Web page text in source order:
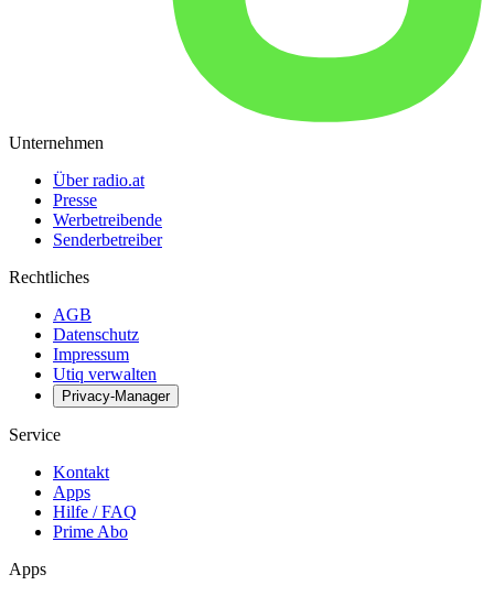
Unternehmen
Über radio.at
Presse
Werbetreibende
Senderbetreiber
Rechtliches
AGB
Datenschutz
Impressum
Utiq verwalten
Privacy-Manager
Service
Kontakt
Apps
Hilfe / FAQ
Prime Abo
Apps